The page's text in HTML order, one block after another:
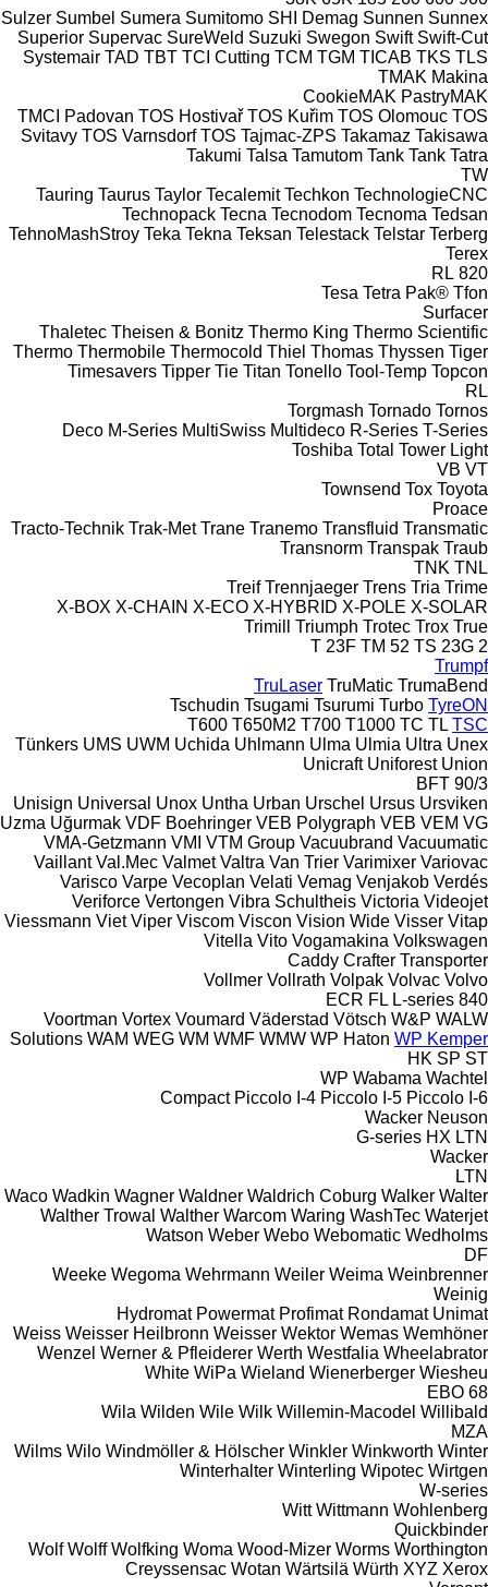
Sulzer Sumbel Sumera Sumitomo SHI Demag Sunnen Sunnex
Superior Supervac SureWeld Suzuki Swegon Swift Swift-Cut
Systemair TAD TBT TCI Cutting TCM TGM TICAB TKS TLS
TMAK Makina
CookieMAK PastryMAK
TMCI Padovan TOS Hostivař TOS Kuřim TOS Olomouc TOS
Svitavy TOS Varnsdorf TOS Tajmac-ZPS Takamaz Takisawa
Takumi Talsa Tamutom Tank Tank Tatra
TW
Tauring Taurus Taylor Tecalemit Techkon TechnologieCNC
Technopack Tecna Tecnodom Tecnoma Tedsan
TehnoMashStroy Teka Tekna Teksan Telestack Telstar Terberg
Terex
820
RL
Tesa Tetra Pak® Tfon
Surfacer
Thaletec Theisen & Bonitz Thermo King Thermo Scientific
Thermo Thermobile Thermocold Thiel Thomas Thyssen Tiger
Timesavers Tipper Tie Titan Tonello Tool-Temp Topcon
RL
Torgmash Tornado Tornos
Deco M-Series MultiSwiss Multideco R-Series T-Series
Toshiba Total Tower Light
VB VT
Townsend Tox Toyota
Proace
Tracto-Technik Trak-Met Trane Tranemo Transfluid Transmatic
Transnorm Transpak Traub
TNK TNL
Treif Trennjaeger Trens Tria Trime
X-BOX X-CHAIN X-ECO X-HYBRID X-POLE X-SOLAR
Trimill
Triumph Trotec Trox True
T 23F TM 52 TS 23G 2
Trumpf
TruLaser TruMatic TrumaBend
Tschudin Tsugami Tsurumi Turbo TyreON
T600 T650M2 T700 T1000 TC TL TSC
Tünkers UMS UWM Uchida Uhlmann Ulma Ulmia Ultra Unex
Unicraft Uniforest Union
BFT 90/3
Unisign Universal Unox Untha Urban Urschel Ursus Ursviken
Uzma Uğurmak VDF Boehringer VEB Polygraph VEB VEM VG
VMA-Getzmann VMI VTM Group Vacuubrand Vacuumatic
Vaillant Val.Mec Valmet Valtra Van Trier Varimixer Variovac
Varisco Varpe Vecoplan Velati Vemag Venjakob Verdés
Veriforce Vertongen Vibra Schultheis Victoria Videojet
Viessmann Viet Viper Viscom Viscon Vision Wide Visser Vitap
Vitella Vito Vogamakina Volkswagen
Caddy Crafter Transporter
Vollmer Vollrath Volpak Volvac Volvo
840
ECR FL L-series
Voortman Vortex Voumard Väderstad Vötsch W&P WALW
Solutions WAM WEG WM WMF WMW WP Haton WP Kemper
HK SP ST
WP Wabama Wachtel
Compact Piccolo I-4 Piccolo I-5 Piccolo I-6
Wacker Neuson
G-series HX LTN
Wacker
LTN
Waco Wadkin Wagner Waldner Waldrich Coburg Walker Walter
Walther Trowal Walther Warcom Waring WashTec Waterjet
Watson Weber Webo Webomatic Wedholms
DF
Weeke Wegoma Wehrmann Weiler Weima Weinbrenner
Weinig
Hydromat Powermat Profimat Rondamat Unimat
Weiss Weisser Heilbronn Weisser Wektor Wemas Wemhöner
Wenzel Werner & Pfleiderer Werth Westfalia Wheelabrator
White WiPa Wieland Wienerberger Wiesheu
EBO 68
Wila Wilden Wile Wilk Willemin-Macodel Willibald
MZA
Wilms Wilo Windmöller & Hölscher Winkler Winkworth Winter
Winterhalter Winterling Wipotec Wirtgen
W-series
Witt Wittmann Wohlenberg
Quickbinder
Wolf Wolff Wolfking Woma Wood-Mizer Worms Worthington
Creyssensac Wotan Wärtsilä Würth XYZ Xerox